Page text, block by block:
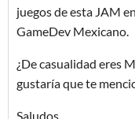
juegos de esta JAM
GameDev Mexicano.
¿De casualidad eres
gustaría que te
Saludos